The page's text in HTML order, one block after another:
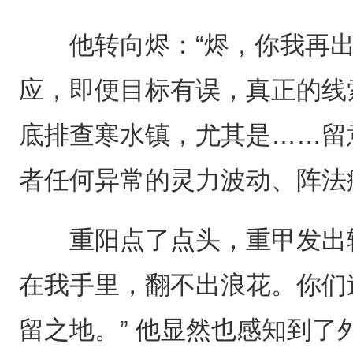
他转向烬：“烬，你我再出
应，即便目标有误，真正的
底排查寒水镇，尤其是……留
者任何异常的灵力波动、阵法
重阳点了点头，重甲发出
在我手里，翻不出浪花。你
留之地。” 他显然也感知到了